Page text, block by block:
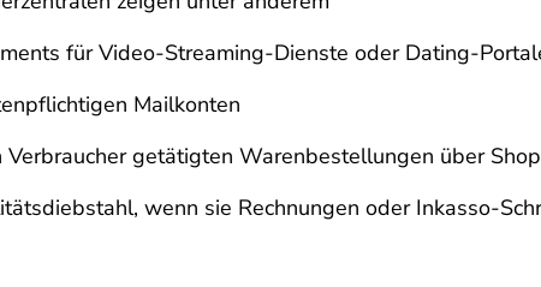
für Video-Streaming-Dienste oder Dating-
Mailkonten
getätigten Warenbestellungen über
wenn sie Rechnungen oder Inkasso-